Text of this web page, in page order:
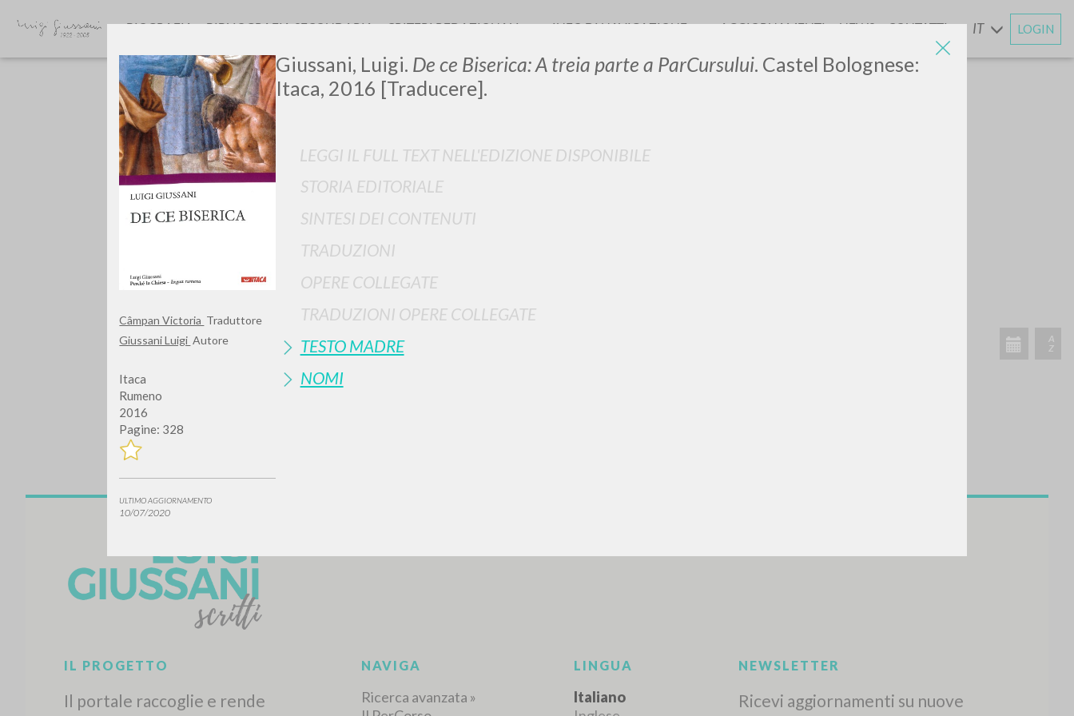
Câmpan Victoria Traduttore
Giussani Luigi Autore
Itaca
Rumeno
2016
Pagine: 328
ULTIMO AGGIORNAMENTO
10/07/2020
Giussani, Luigi. De ce Biserica: A treia parte a ParCursului. Castel Bolognese:
Itaca, 2016 [Traducere].
LEGGI IL FULL TEXT NELL'EDIZIONE DISPONIBILE
STORIA EDITORIALE
SINTESI DEI CONTENUTI
TRADUZIONI
OPERE COLLEGATE
TRADUZIONI OPERE COLLEGATE
TESTO MADRE
NOMI
LUIGI
GIUSSANI
scritti
BIOGRAFIA BIBLIOGRAFIA SECONDARIA CRITERI REDAZIONALI INFO DI NAVIGAZIONE AGGIORNAMENTIENEWS CONTATTI IT LOGIN
0DOCUMENTI TROVATI
TIPOLOGIA OPERA